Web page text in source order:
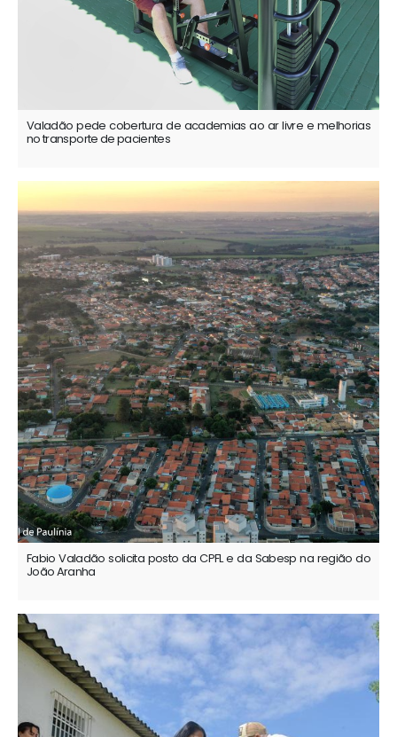
Valadão pede cobertura de academias ao ar livre e melhorias
no transporte de pacientes
Fabio Valadão solicita posto da CPFL e da Sabesp na região do
João Aranha